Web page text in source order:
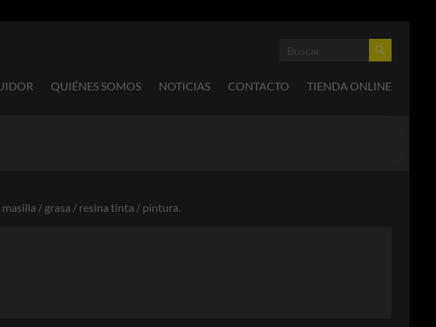
QUIÉNES SOMOS NOTICIAS CONTACTO TIENDA ONLINE
/ grasa / resina tinta / pintura.